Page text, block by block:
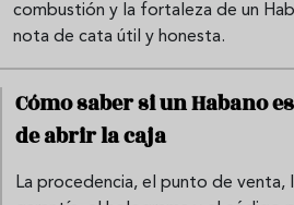
combustión y la fortaleza de un
nota de cata útil y honesta.
Cómo saber si un Habano
de abrir la caja
La procedencia, el punto de venta,